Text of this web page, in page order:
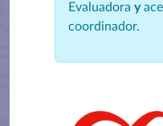
Evaluadora y
coordinador.